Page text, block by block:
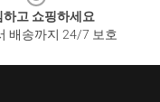
하고 쇼핑하세요
배송까지 24/7 보호